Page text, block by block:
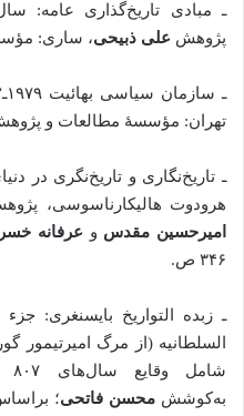
ـ مبادی تاریخ‌گذاری عامه:
پژوهش علی ذبیحی، ساری: مؤسسۀ
ـ سازمان سیاسی بهائیت ۱۹۷۹ـ۱۸۹۲‏‫، تألیف
تهران: مؤسسۀ مطالعات و پژوهش‌های
ـ تاریخ‌نگاری و تاریخ‌نگری در
هرودوت هالیکارناسوسی،
امیرحسین مقدس و عرفانه
۳۴۶ ص.
ـ زبده ‌التواریخ بایسنغری:
السلطانیه (از مرگ امیرتیمور
به‌کوششمحسن فاتحی؛